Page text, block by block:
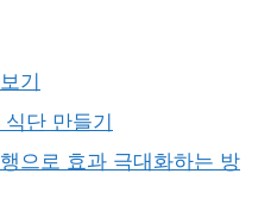
기
단 만들기
으로 효과 극대화하는 방